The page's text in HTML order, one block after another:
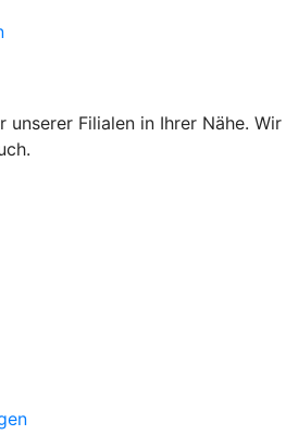
unserer Filialen in Ihrer Nähe. Wir